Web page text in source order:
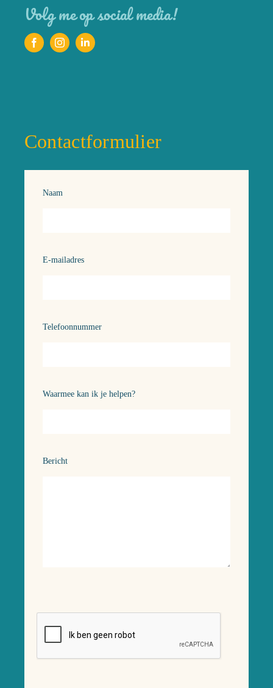
Volg me op social media!
Contactformulier
Naam
E-mailadres
Telefoonnummer
Waarmee kan ik je helpen?
Bericht